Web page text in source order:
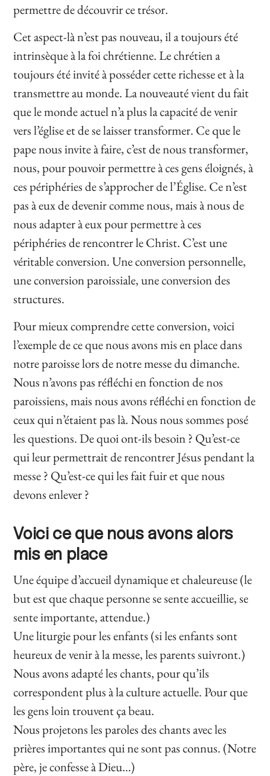
permettre de découvrir ce trésor.
Cet aspect-là n’est pas nouveau, il a toujours été
intrinsèque à la foi chrétienne. Le chrétien a
toujours été invité à posséder cette richesse et à la
transmettre au monde. La nouveauté vient du fait
que le monde actuel n’a plus la capacité de venir
vers l’église et de se laisser transformer. Ce que le
pape nous invite à faire, c’est de nous transformer,
nous, pour pouvoir permettre à ces gens éloignés, à
ces périphéries de s’approcher de l’Église. Ce n’est
pas à eux de devenir comme nous, mais à nous de
nous adapter à eux pour permettre à ces
périphéries de rencontrer le Christ. C’est une
véritable conversion. Une conversion personnelle,
une conversion paroissiale, une conversion des
structures.
Pour mieux comprendre cette conversion, voici
l’exemple de ce que nous avons mis en place dans
notre paroisse lors de notre messe du dimanche.
Nous n’avons pas réfléchi en fonction de nos
paroissiens, mais nous avons réfléchi en fonction de
ceux qui n’étaient pas là. Nous nous sommes posé
les questions. De quoi ont-ils besoin ? Qu’est-ce
qui leur permettrait de rencontrer Jésus pendant la
messe ? Qu’est-ce qui les fait fuir et que nous
devons enlever ?
Voici ce que nous avons alors
mis en place
Une équipe d’accueil dynamique et chaleureuse (le
but est que chaque personne se sente accueillie, se
sente importante, attendue.)
Une liturgie pour les enfants (si les enfants sont
heureux de venir à la messe, les parents suivront.)
Nous avons adapté les chants, pour qu’ils
correspondent plus à la culture actuelle. Pour que
les gens loin trouvent ça beau.
Nous projetons les paroles des chants avec les
prières importantes qui ne sont pas connus. (Notre
père, je confesse à Dieu…)